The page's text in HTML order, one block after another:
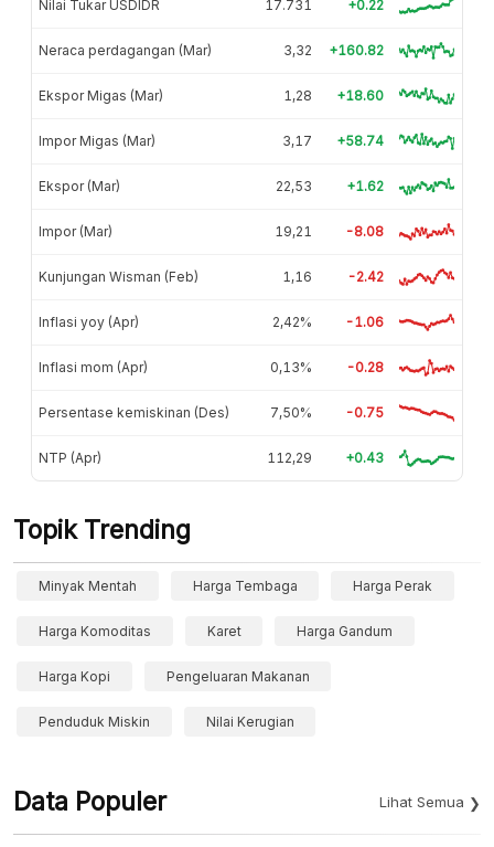
Nilai Tukar USDIDR 17.731 +0.22
Neraca perdagangan (Mar) 3,32 +160.82
Ekspor Migas (Mar) 1,28 +18.60
Impor Migas (Mar) 3,17 +58.74
Ekspor (Mar) 22,53 +1.62
Impor (Mar) 19,21 -8.08
Kunjungan Wisman (Feb) 1,16 -2.42
Inflasi yoy (Apr) 2,42% -1.06
Inflasi mom (Apr) 0,13% -0.28
Persentase kemiskinan (Des) 7,50% -0.75
NTP (Apr) 112,29 +0.43
Topik Trending
Minyak Mentah Harga Tembaga Harga Perak
Harga Komoditas Karet Harga Gandum
Harga Kopi Pengeluaran Makanan
Penduduk Miskin Nilai Kerugian
Data Populer Lihat Semua